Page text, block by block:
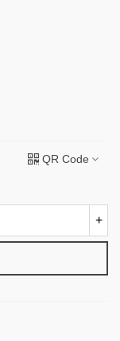
QR Code
+